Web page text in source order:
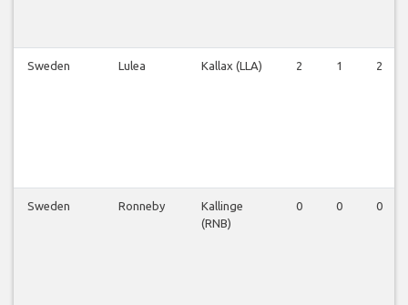
Sweden Lulea Kallax (LLA) 2 1 2
Sweden Ronneby
Kallinge
(RNB)
0 0 0